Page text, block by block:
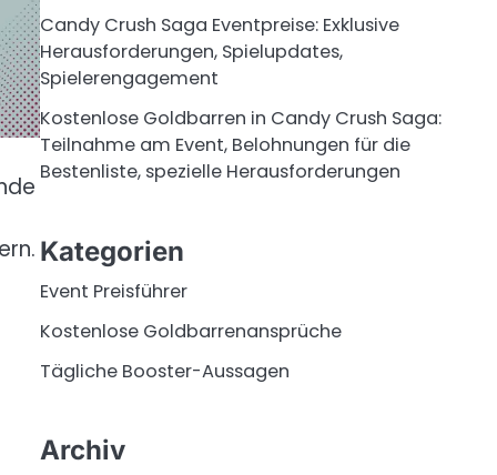
Candy Crush Saga Eventpreise: Exklusive
Herausforderungen, Spielupdates,
Spielerengagement
Kostenlose Goldbarren in Candy Crush Saga:
Teilnahme am Event, Belohnungen für die
Bestenliste, spezielle Herausforderungen
Kategorien
Event Preisführer
Kostenlose Goldbarrenansprüche
Tägliche Booster-Aussagen
Archiv